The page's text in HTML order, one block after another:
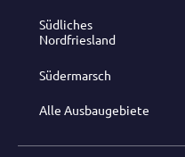
Südliches
Nordfriesland
Südermarsch
Alle Ausbaugebiete